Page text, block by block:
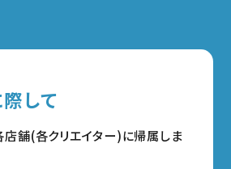
して
舗(各クリエイター)に帰属しま